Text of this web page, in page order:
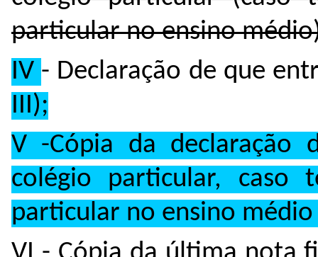
particular no ensino
IV - Declaração de que
III);
V -Cópia da declaração
colégio particular, caso
particular no ensino